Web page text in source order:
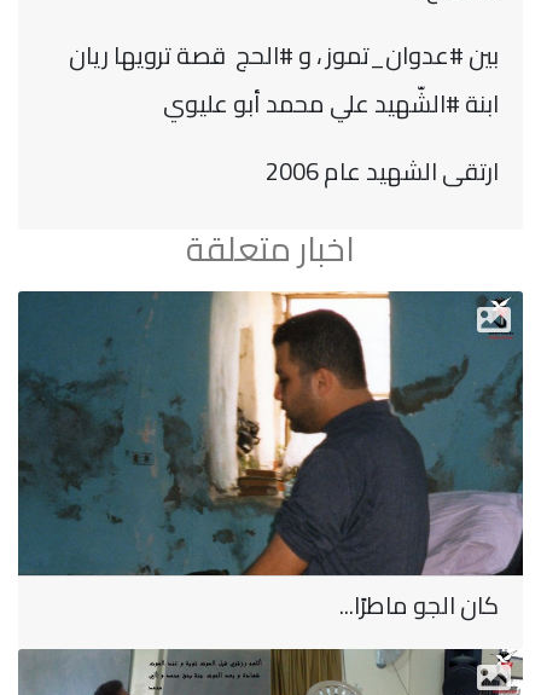
بين #عدوان_تموز ، و #الحج قصة ترويها ريان
ابنة #الشّهيد علي محمد أبو عليوي
ارتقى الشهيد عام 2006
اخبار متعلقة
كان الجو ماطرًا...